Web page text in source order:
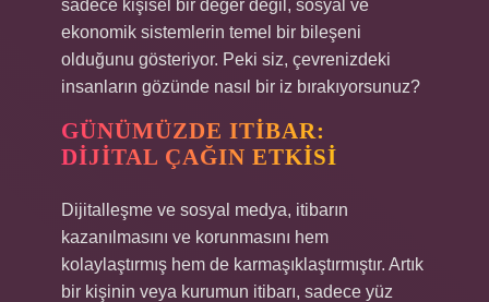
sadece kişisel bir değer değil, sosyal ve
ekonomik sistemlerin temel bir bileşeni
olduğunu gösteriyor. Peki siz, çevrenizdeki
insanların gözünde nasıl bir iz bırakıyorsunuz?
GÜNÜMÜZDE ITIBAR:
DIJITAL ÇAĞIN ETKISI
Dijitalleşme ve sosyal medya, itibarın
kazanılmasını ve korunmasını hem
kolaylaştırmış hem de karmaşıklaştırmıştır. Artık
bir kişinin veya kurumun itibarı, sadece yüz